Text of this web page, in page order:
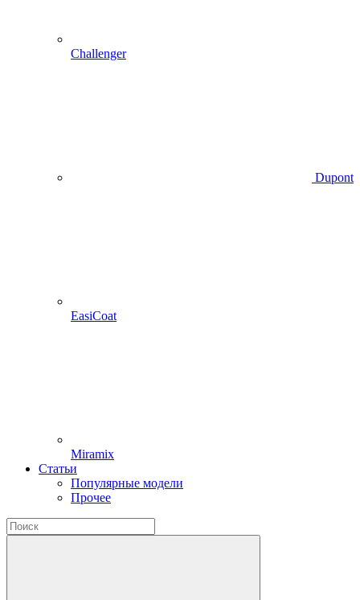
Challenger
Dupont
EasiCoat
Miramix
Статьи
Популярные модели
Прочее